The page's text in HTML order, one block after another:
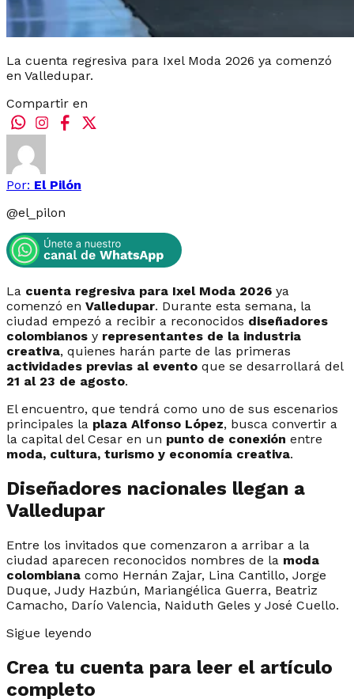
La cuenta regresiva para Ixel Moda 2026 ya comenzó
en Valledupar.
Compartir en
Por: El Pilón
@el_pilon
La cuenta regresiva para Ixel Moda 2026 ya
comenzó en Valledupar. Durante esta semana, la
ciudad empezó a recibir a reconocidos diseñadores
colombianos y representantes de la industria
creativa, quienes harán parte de las primeras
actividades previas al evento que se desarrollará del
21 al 23 de agosto.
El encuentro, que tendrá como uno de sus escenarios
principales la plaza Alfonso López, busca convertir a
la capital del Cesar en un punto de conexión entre
moda, cultura, turismo y economía creativa.
Diseñadores nacionales llegan a
Valledupar
Entre los invitados que comenzaron a arribar a la
ciudad aparecen reconocidos nombres de la moda
colombiana como Hernán Zajar, Lina Cantillo, Jorge
Duque, Judy Hazbún, Mariangélica Guerra, Beatriz
Camacho, Darío Valencia, Naiduth Geles y José Cuello.
Sigue leyendo
Crea tu cuenta para leer el artículo
completo